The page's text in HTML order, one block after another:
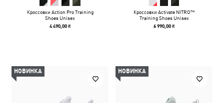
Кроссовки Action Pro Training
Shoes Unisex
4 490,00 ₴
Кроссовки Activate NITRO™
Training Shoes Unisex
6 990,00 ₴
НОВИНКА НОВИНКА